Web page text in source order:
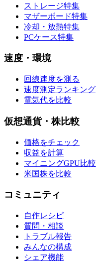
ストレージ特集
マザーボード特集
冷却・放熱特集
PCケース特集
速度・環境
回線速度を測る
速度測定ランキング
電気代を比較
仮想通貨・株比較
価格をチェック
収益を計算
マイニングGPU比較
米国株を比較
コミュニティ
自作レシピ
質問・相談
トラブル報告
みんなの構成
シェア機能